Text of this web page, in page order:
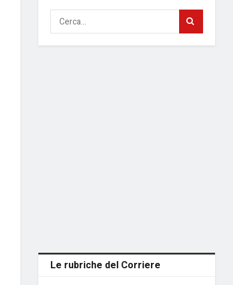
Le rubriche del Corriere